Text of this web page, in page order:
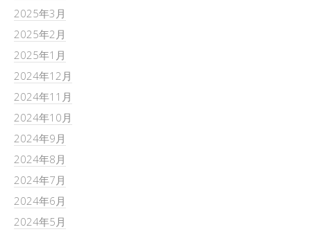
2025年3月
2025年2月
2025年1月
2024年12月
2024年11月
2024年10月
2024年9月
2024年8月
2024年7月
2024年6月
2024年5月